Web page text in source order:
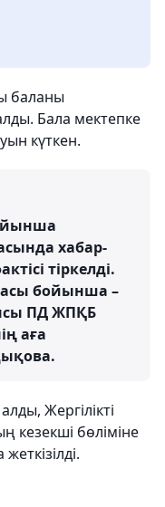
баланы
Бала мектепке
күткен.
хабар-
тіркелді.
бойынша –
ПД ЖПҚБ
аға
Жергілікті
кезекші бөліміне